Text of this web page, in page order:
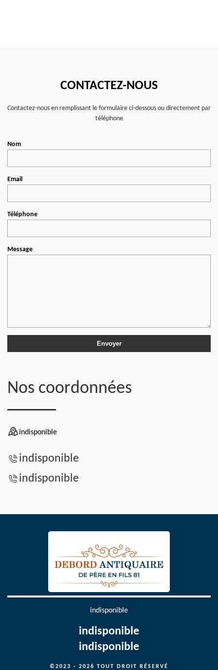
CONTACTEZ-NOUS
Contactez-nous en remplissant le formulaire ci-dessous ou directement par
téléphone
Nom
Email
Téléphone
Message
Nos coordonnées
indisponible
indisponible
indisponible
indisponible
indisponible
indisponible
©2023 - 2026 TOUT DROIT RÉSERVÉ